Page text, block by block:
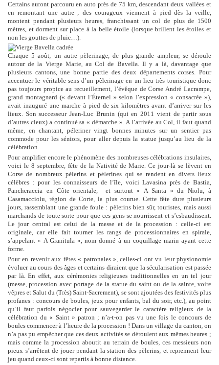
Certains auront parcouru en auto près de 75 km, descendant deux vallées et
en remontant une autre ; des courageux viennent à pied dès la veille,
montent pendant plusieurs heures, franchissant un col de plus de 1500
mètres, et dorment sur place à la belle étoile (lorsque brillent les étoiles et
non les gouttes de pluie…).
Chaque 5 août, un autre pèlerinage, de plus grande ampleur, se déroule
autour de la Vierge Marie, au Col de Bavella. Il y a là, davantage que
plusieurs cantons, une bonne partie des deux départements corses. Pour
accentuer le véritable sens d’un pèlerinage en un lieu très touristique donc
pas toujours propice au recueillement, l’évêque de Corse André Lacrampe,
grand montagnard (« devant l’Éternel » selon l’expression « consacrée »),
avait inauguré une marche à pied de six kilomètres avant d’arriver sur les
lieux. Son successeur Jean-Luc Brunin (qui en 2011 vient de partir sous
d’autres cieux) a continué sa « démarche ». A l’arrivée au Col, il faut quand
même, en chantant, péleriner vingt bonnes minutes sur un sentier pas
commode pour les séniors, pour aller depuis la statue jusqu’au lieu de la
célébration.
Pour amplifier encore le phénomène des nombreuses célébrations insulaires,
voici le 8 septembre, fête de la Nativité de Marie. Ce jour-là se lèvent en
Corse de nombreux pèlerins et pèlerines qui se rendent en divers lieux
célèbres : pour les connaisseurs de l’île, voici Lavasina près de Bastia,
Pancheraccia en Côte orientale,
et surtout « A Santa » du Niolu, à
Casamacciolu, région de Corte, la plus courue. Cette fête dure plusieurs
jours, rassemblant une grande foule : pèlerins bien sûr, touristes, mais aussi
marchands de toute sorte pour que ces gens se nourrissent et s’esbaudissent.
Le jour central est celui de la messe et de la procession : celle-ci est
originale, car elle fait tourner les rangs de processionnaires en spirale,
s’appelant « A Granitula », nom donné à un coquillage marin ayant cette
forme.
Pour en revenir aux fêtes « patronales », celles-ci ont vu leur physionomie
évoluer au cours des âges et certains diraient que la sécularisation est passée
par là. En effet, aux cérémonies religieuses traditionnelles en un tel jour
(messe, procession avec portage de la statue du saint ou de la sainte, voire
vêpres et Salut du (Très) Saint-Sacrement), se sont ajoutées des festivités plus
profanes : concours de boules, jeux pour enfants, bal du soir, etc.), au point
qu’il faut parfois négocier pour sauvegarder le caractère religieux de la
célébration du « Saint » patron ; n’a-t-on pas vu une fois le concours de
boules commencer à l’heure de la procession ! Dans un village du canton, on
n’a pas pu empêcher que ces deux activités se déroulent aux mêmes heures ;
mais comme la procession aboutit au terrain de boules, ces messieurs non
pieux s’arrêtent de jouer pendant la station des pèlerins, et reprennent leur
jeu quand ceux-ci sont repartis à bonne distance.